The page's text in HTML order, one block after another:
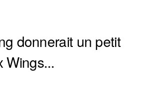
donnerait un petit
Wings...